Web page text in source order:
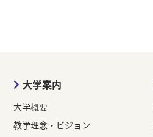
大学案内
大学概要
教学理念・ビジョン